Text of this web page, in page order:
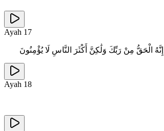
Ayah 17
الْحَقُّ مِنْ رَبِّكَ وَلَٰكِنَّ أَكْثَرَ النَّاسِ لَا يُؤْمِنُونَ
Ayah 18